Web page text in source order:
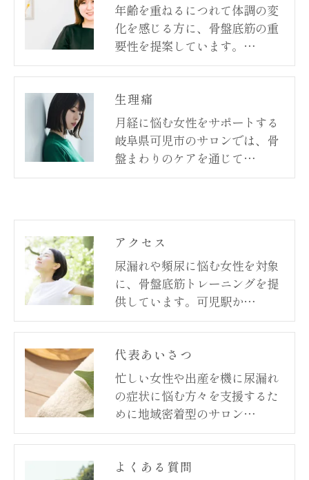
年齢を重ねるにつれて体調の変
化を感じる方に、骨盤底筋の重
要性を提案しています。…
生理痛
月経に悩む女性をサポートする
岐阜県可児市のサロンでは、骨
盤まわりのケアを通じて…
アクセス
尿漏れや頻尿に悩む女性を対象
に、骨盤底筋トレーニングを提
供しています。可児駅か…
代表あいさつ
忙しい女性や出産を機に尿漏れ
の症状に悩む方々を支援するた
めに地域密着型のサロン…
よくある質問